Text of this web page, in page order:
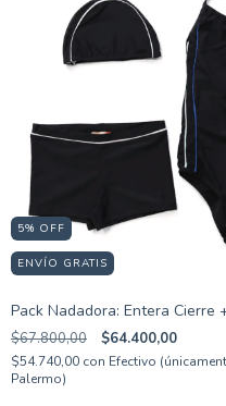
5% OFF
ENVÍO GRATIS
Pack Nadadora: Entera Cierre
$67.800,00 $64.400,00
$54.740,00 con Efectivo
Palermo)